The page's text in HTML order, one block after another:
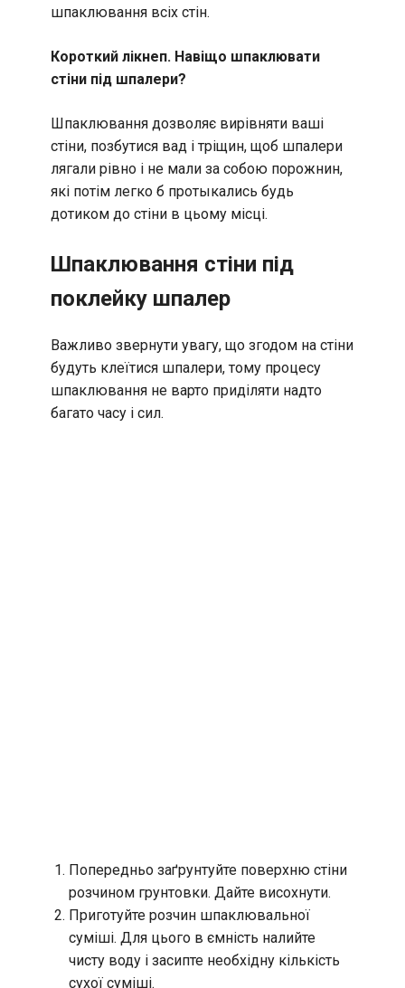
шпаклювання всіх стін.
Короткий лікнеп. Навіщо шпаклювати
стіни під шпалери?
Шпаклювання дозволяє вирівняти ваші
стіни, позбутися вад і тріщин, щоб шпалери
лягали рівно і не мали за собою порожнин,
які потім легко б протыкались будь
дотиком до стіни в цьому місці.
Шпаклювання стіни під
поклейку шпалер
Важливо звернути увагу, що згодом на стіни
будуть клеїтися шпалери, тому процесу
шпаклювання не варто приділяти надто
багато часу і сил.
Попередньо заґрунтуйте поверхню стіни
розчином грунтовки. Дайте висохнути.
Приготуйте розчин шпаклювальної
суміші. Для цього в ємність налийте
чисту воду і засипте необхідну кількість
сухої суміші.